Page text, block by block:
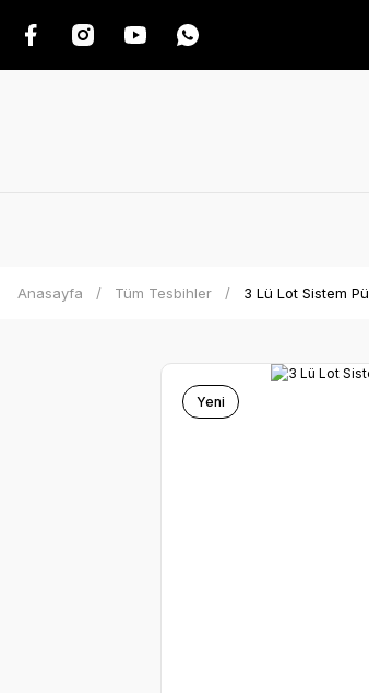
Anasayfa Tüm Tesbihler 3 Lü Lot Sistem
Yeni